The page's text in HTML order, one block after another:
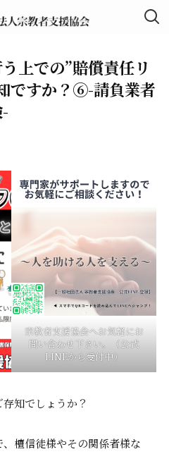
上での”賠償責任リ
ですか？⑥-請負業者
宗教者支援協会へお気軽にお
問い合わせ下さい。（公式
LINEから受付中）
知でしょうか？
檀信徒様やその関係者様な